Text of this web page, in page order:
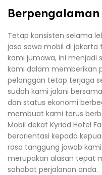
Berpengalaman
Tetap konsisten selama
jasa sewa mobil di
kami jumawa, ini menjadi
kami dalam memberikan
pelanggan tetap terjaga
sudah kami jalani
dan status ekonomi
membuat kami terus
Mobil dekat Kyriad Hotel
berorientasi kepada
rasa tanggung jawab
merupakan alasan tepat
sahabat perjalanan anda.